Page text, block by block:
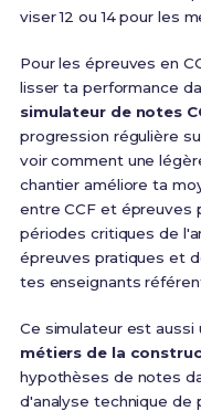
viser 12 ou 14 pour les
Pour les épreuves en
lisser ta performance
simulateur de notes
progression régulière
voir comment une
chantier améliore ta
entre CCF et épreuves
périodes critiques de
épreuves pratiques et
tes enseignants
Ce simulateur est
métiers de la
hypothèses de notes
d'analyse technique de